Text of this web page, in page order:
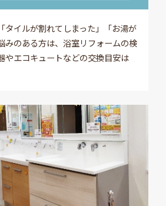
タイルが割れてしまった」「お湯が
みのある方は、浴室リフォームの検
やエコキュートなどの交換目安は